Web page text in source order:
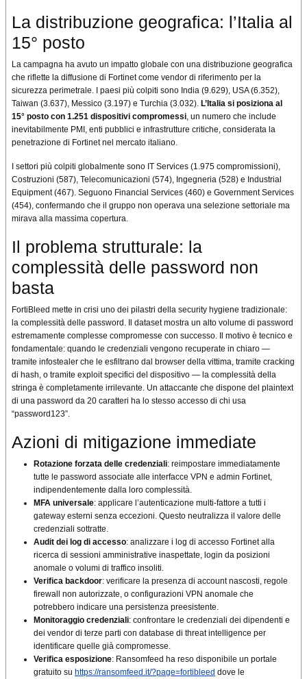
La distribuzione geografica: l’Italia al
15° posto
La campagna ha avuto un impatto globale con una distribuzione geografica
che riflette la diffusione di Fortinet come vendor di riferimento per la
sicurezza perimetrale. I paesi più colpiti sono India (9.629), USA (6.352),
Taiwan (3.637), Messico (3.197) e Turchia (3.032). L’Italia si posiziona al
15° posto con 1.251 dispositivi compromessi, un numero che include
inevitabilmente PMI, enti pubblici e infrastrutture critiche, considerata la
penetrazione di Fortinet nel mercato italiano.
I settori più colpiti globalmente sono IT Services (1.975 compromissioni),
Costruzioni (587), Telecomunicazioni (574), Ingegneria (528) e Industrial
Equipment (467). Seguono Financial Services (460) e Government Services
(454), confermando che il gruppo non operava una selezione settoriale ma
mirava alla massima copertura.
Il problema strutturale: la
complessità delle password non
basta
FortiBleed mette in crisi uno dei pilastri della security hygiene tradizionale:
la complessità delle password. Il dataset mostra un alto volume di password
estremamente complesse compromesse con successo. Il motivo è tecnico e
fondamentale: quando le credenziali vengono recuperate in chiaro —
tramite infostealer che le esfiltrano dal browser della vittima, tramite cracking
di hash, o tramite exploit specifici del dispositivo — la complessità della
stringa è completamente irrilevante. Un attaccante che dispone del plaintext
di una password da 20 caratteri ha lo stesso accesso di chi usa
“password123”.
Azioni di mitigazione immediate
Rotazione forzata delle credenziali: reimpostare immediatamente
tutte le password associate alle interfacce VPN e admin Fortinet,
indipendentemente dalla loro complessità.
MFA universale: applicare l’autenticazione multi-fattore a tutti i
gateway esterni senza eccezioni. Questo neutralizza il valore delle
credenziali sottratte.
Audit dei log di accesso: analizzare i log di accesso Fortinet alla
ricerca di sessioni amministrative inaspettate, login da posizioni
anomale o volumi di traffico insoliti.
Verifica backdoor: verificare la presenza di account nascosti, regole
firewall non autorizzate, o configurazioni VPN anomale che
potrebbero indicare una persistenza preesistente.
Monitoraggio credenziali: confrontare le credenziali dei dipendenti e
dei vendor di terze parti con database di threat intelligence per
identificare quelle già compromesse.
Verifica esposizione: Ransomfeed ha reso disponibile un portale
gratuito su https://ransomfeed.it/?page=fortibleed dove le